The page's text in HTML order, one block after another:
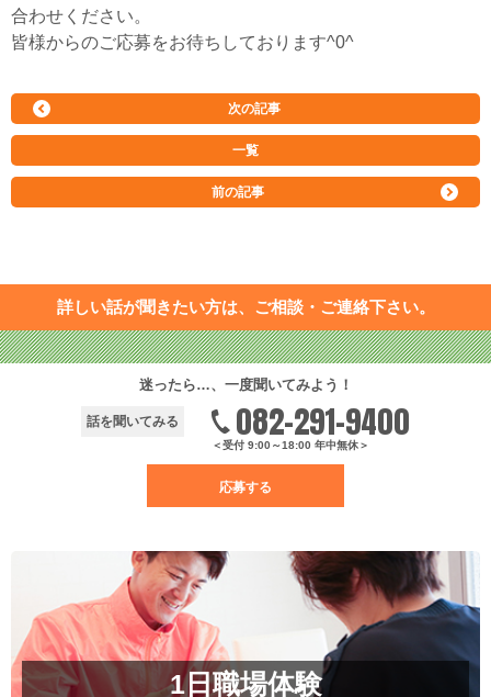
合わせください。
皆様からのご応募をお待ちしております^0^
次の記事
一覧
前の記事
詳しい話が聞きたい方は、ご相談・ご連絡下さい。
迷ったら…、一度聞いてみよう！
話を聞いてみる 082-291-9400
＜受付 9:00～18:00 年中無休＞
応募する
1日職場体験